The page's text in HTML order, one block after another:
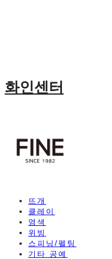
화인센터
뜨개
클레이
염색
위빙
스피닝/펠팅
기타 공예